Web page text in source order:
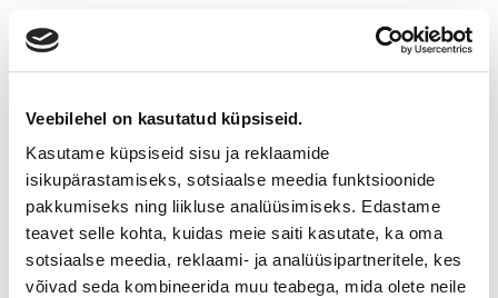
Veebilehel on kasutatud küpsiseid.
Kasutame küpsiseid sisu ja reklaamide
isikupärastamiseks, sotsiaalse meedia funktsioonide
pakkumiseks ning liikluse analüüsimiseks. Edastame
teavet selle kohta, kuidas meie saiti kasutate, ka oma
sotsiaalse meedia, reklaami- ja analüüsipartneritele, kes
võivad seda kombineerida muu teabega, mida olete neile
Vaistinių klientus Lietuvoje
2018 m. geriausiai aptarnavo
BENU